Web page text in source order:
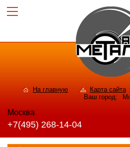
На главную Карта сайта
Ваш город:
Москва
+7(495) 268-14-04